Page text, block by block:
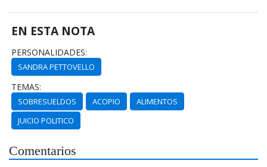
EN ESTA NOTA
PERSONALIDADES:
SANDRA PETTOVELLO
TEMAS:
SOBRESUELDOS ACOPIO
ALIMENTOS
JUICIO POLITICO
Comentarios